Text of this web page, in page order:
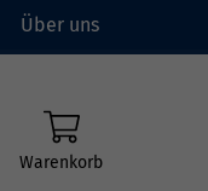
Über uns
Warenkorb